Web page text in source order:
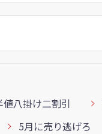
値八掛け二割引
5月に売り逃げろ